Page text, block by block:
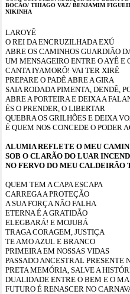
BOCÃO/ THIAGO VAZ/ BENJAMIM
NIKINHA
LAROYÊ
O REI DA ENCRUZILHADA EXÚ
ABRE OS CAMINHOS GUARDIÃO
UM MENSAGEIRO ENTRE O AYÊ E
CANTA IYAMORÔ! VAI TER XIRÊ
PREPARE O PADÊ ABRE A GIRA
SAIA RODADA PIMENTA, DENDÊ,
ABRE A PORTEIRA E DEIXA A
ÉS O PRENDER, O LIBERTAR
QUEBRA OS GRILHÕES E DEIXA
É QUEM NOS CONCEDE O PODER
ALUMIA REFLETE O MEU
SOB O CLARÃO DO LUAR
NO FERVO DO MEU CALDEIRÃO
QUEM TEM A CAPA ESCAPA
CARREGA A PROTEÇÃO
A SUA FORÇA NÃO FALHA
ETERNA É A GRATIDÃO
ELEGBARÁ! E MOJUBÁ
TRAGA CORAGEM, JUSTIÇA
TE AMO AZUL E BRANCO
PRIMEIRA EM NOSSAS VIDAS
PASSADO ANCESTRAL PRESENTE
PRETA MEMÓRIA, SALVE A
DUALIDADE ENTRE O BEM E O
FUTURO É RENASCER NO